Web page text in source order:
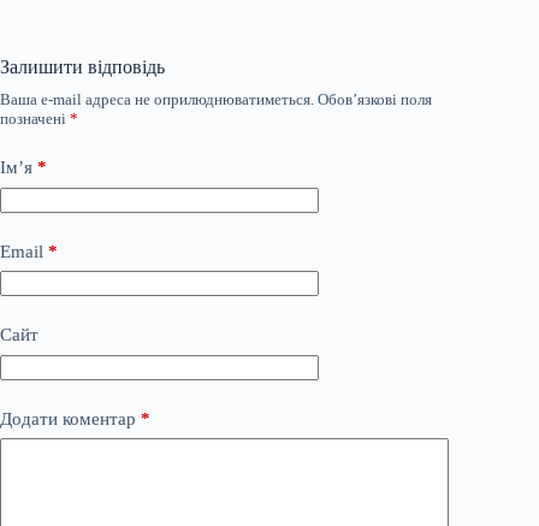
Залишити відповідь
Ваша e-mail адреса не оприлюднюватиметься. Обов’язкові поля
позначені *
Ім’я *
Email *
Сайт
Додати коментар *